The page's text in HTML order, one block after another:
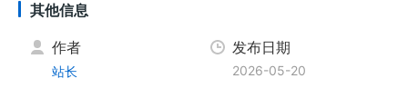
其他信息
作者
站长
发布日期
2026-05-20